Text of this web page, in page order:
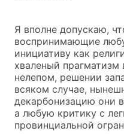
Я вполне допускаю,
воспринимающие
инициативу как
хваленый
нелепом, решении
всяком случае,
декарбонизацию они
а любую критику с
провинциальной